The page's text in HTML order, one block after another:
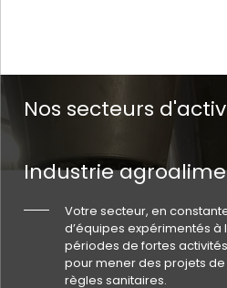
Nos secteurs
Industrie
Votre secteur, en
d’équipes expérimentés à
périodes de fortes
pour mener des projets
règles sanitaires.